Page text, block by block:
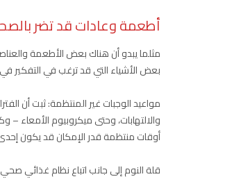
أطعمة وعادات قد تضر
مثلما يبدو أن هناك بعض الأطعمة
بعض الأشياء التي قد ترغب في التفكير في
مواعيد الوجبات غير المنتظمة: ثبت أن
والالتهابات، وحتى ميكروبيوم الأمعاء
أوقات منتظمة قدر الإمكان قد يكون
قلة النوم إلى جانب اتباع نظام غذائي